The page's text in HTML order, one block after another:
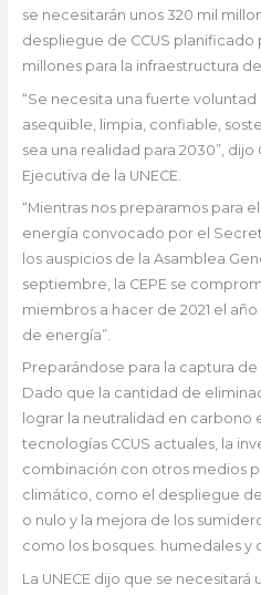
se necesitarán unos 320 mil
despliegue de CCUS planificado
millones para la infraestructura
“Se necesita una fuerte
asequible, limpia, confiable,
sea una realidad para 2030”,
Ejecutiva de la UNECE.
“Mientras nos preparamos para
energía convocado por el
los auspicios de la Asamblea
septiembre, la CEPE se
miembros a hacer de 2021 el
de energía”.
Preparándose para la captura
Dado que la cantidad de
lograr la neutralidad en
tecnologías CCUS actuales, la
combinación con otros medios
climático, como el despliegue
o nulo y la mejora de los
como los bosques. humedales y
La UNECE dijo que se necesitará